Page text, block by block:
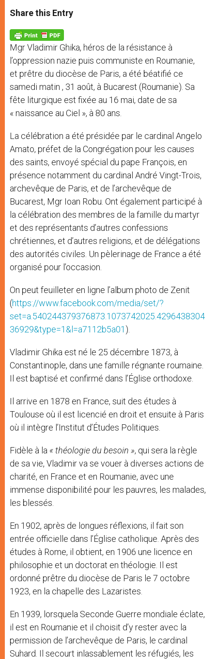
t
s
p
p
s
e
g
e
r
e
b
o
k
Share this Entry
Mgr Vladimir Ghika, héros de la résistance à
l’oppression nazie puis communiste en Roumanie,
et prêtre du diocèse de Paris, a été béatifié ce
samedi matin , 31 août, à Bucarest (Roumanie). Sa
fête liturgique est fixée au 16 mai, date de sa
« naissance au Ciel », à 80 ans.
La célébration a été présidée par le cardinal Angelo
Amato, préfet de la Congrégation pour les causes
des saints, envoyé spécial du pape François, en
présence notamment du cardinal André Vingt-Trois,
archevêque de Paris, et de l’archevêque de
Bucarest, Mgr Ioan Robu. Ont également participé à
la célébration des membres de la famille du martyr
et des représentants d’autres confessions
chrétiennes, et d’autres religions, et de délégations
des autorités civiles. Un pèlerinage de France a été
organisé pour l’occasion.
On peut feuilleter en ligne l’album photo de Zenit
(https://www.facebook.com/media/set/?
set=a.540244379376873.1073742025.4296438304
36929&type=1&l=a7112b5a01 ).
Vladimir Ghika est né le 25 décembre 1873, à
Constantinople, dans une famille régnante roumaine.
Il est baptisé et confirmé dans l’Église orthodoxe.
Il arrive en 1878 en France, suit des études à
Toulouse où il est licencié en droit et ensuite à Paris
où il intègre l’Institut d’Études Politiques.
Fidèle à la « théologie du besoin », qui sera la règle
de sa vie, Vladimir va se vouer à diverses actions de
charité, en France et en Roumanie, avec une
immense disponibilité pour les pauvres, les malades,
les blessés.
En 1902, après de longues réflexions, il fait son
entrée officielle dans l’Église catholique. Après des
études à Rome, il obtient, en 1906 une licence en
philosophie et un doctorat en théologie. Il est
ordonné prêtre du diocèse de Paris le 7 octobre
1923, en la chapelle des Lazaristes.
En 1939, lorsquela Seconde Guerre mondiale éclate,
il est en Roumanie et il choisit d’y rester avec la
permission de l’archevêque de Paris, le cardinal
Suhard. Il secourt inlassablement les réfugiés, les